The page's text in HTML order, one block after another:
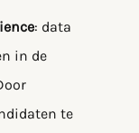
: data
in de
te